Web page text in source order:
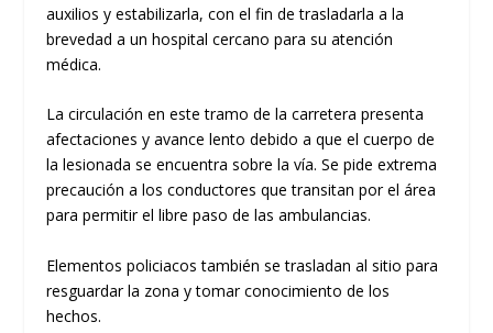
auxilios y estabilizarla, con el fin de trasladarla a la
brevedad a un hospital cercano para su atención
médica.
La circulación en este tramo de la carretera presenta
afectaciones y avance lento debido a que el cuerpo de
la lesionada se encuentra sobre la vía. Se pide extrema
precaución a los conductores que transitan por el área
para permitir el libre paso de las ambulancias.
Elementos policiacos también se trasladan al sitio para
resguardar la zona y tomar conocimiento de los
hechos.